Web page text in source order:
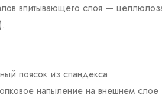
впитывающего слоя —
поясок из спандекса
напыление на внешнем слое